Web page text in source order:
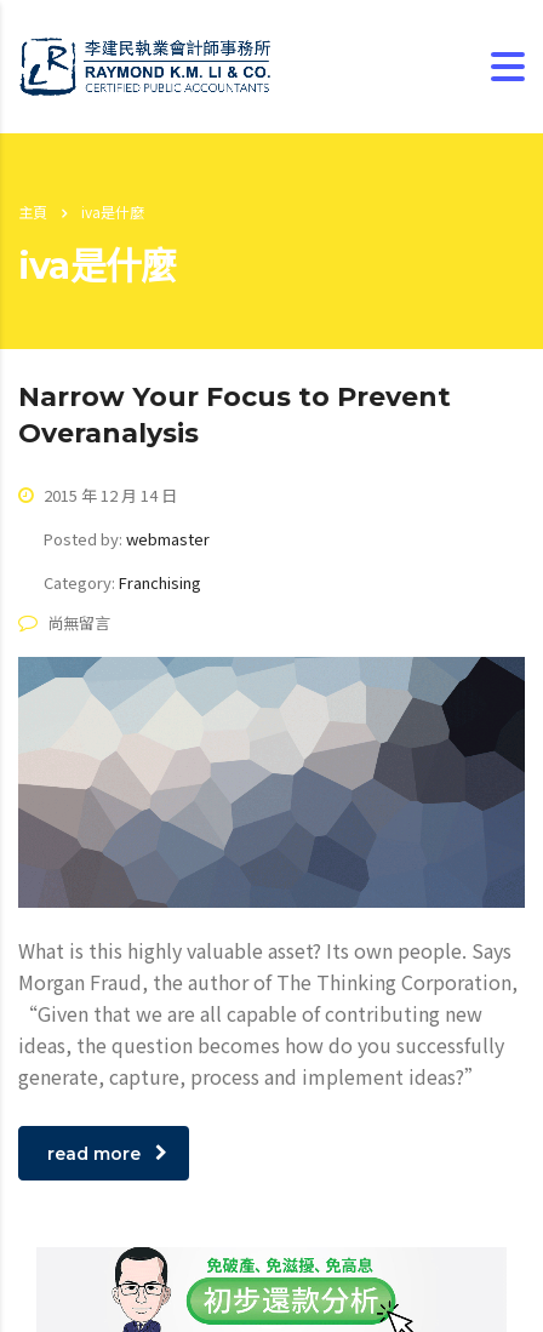
主頁 iva是什麼
iva是什麼
Narrow Your Focus to Prevent
Overanalysis
2015 年 12 月 14 日
Posted by: webmaster
Category: Franchising
尚無留言
What is this highly valuable asset? Its own people. Says
Morgan Fraud, the author of The Thinking Corporation,
“Given that we are all capable of contributing new
ideas, the question becomes how do you successfully
generate, capture, process and implement ideas?”
read more